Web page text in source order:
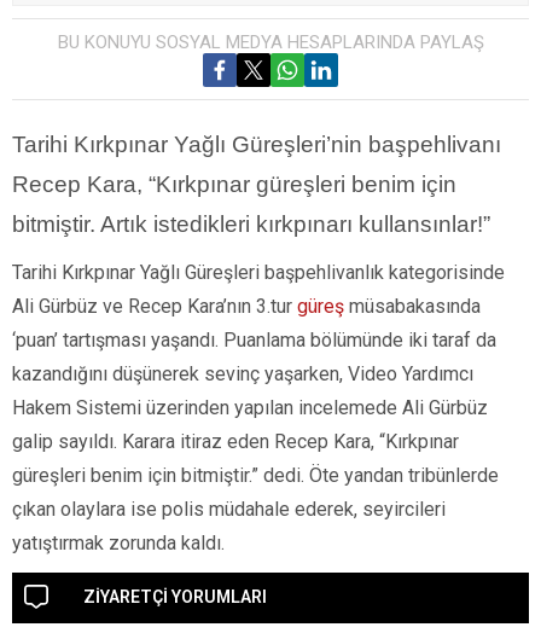
BU KONUYU SOSYAL MEDYA HESAPLARINDA PAYLAŞ
Tarihi Kırkpınar Yağlı Güreşleri’nin başpehlivanı
Recep Kara, “Kırkpınar güreşleri benim için
bitmiştir. Artık istedikleri kırkpınarı kullansınlar!”
Tarihi Kırkpınar Yağlı Güreşleri başpehlivanlık kategorisinde
Ali Gürbüz ve Recep Kara’nın 3.tur güreş müsabakasında
‘puan’ tartışması yaşandı. Puanlama bölümünde iki taraf da
kazandığını düşünerek sevinç yaşarken, Video Yardımcı
Hakem Sistemi üzerinden yapılan incelemede Ali Gürbüz
galip sayıldı. Karara itiraz eden Recep Kara, “Kırkpınar
güreşleri benim için bitmiştir.” dedi. Öte yandan tribünlerde
çıkan olaylara ise polis müdahale ederek, seyircileri
yatıştırmak zorunda kaldı.
ZİYARETÇİ YORUMLARI